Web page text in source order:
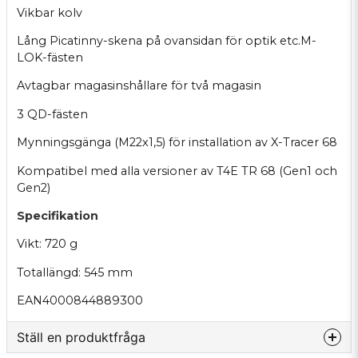
Vikbar kolv
Lång Picatinny-skena på ovansidan för optik etc.M-
LOK-fästen
Avtagbar magasinshållare för två magasin
3 QD-fästen
Mynningsgänga (M22x1,5) för installation av X-Tracer 68
Kompatibel med alla versioner av T4E TR 68 (Gen1 och
Gen2)
Specifikation
Vikt: 720 g
Totallängd: 545 mm
EAN4000844889300
Ställ en produktfråga